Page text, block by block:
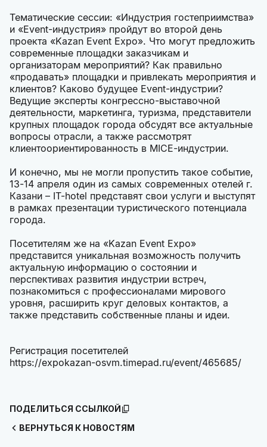
Тематические сессии: «Индустрия гостеприимства»
и «Event-индустрия» пройдут во второй день
проекта «Kazan Event Expo». Что могут предложить
современные площадки заказчикам и
организаторам мероприятий? Как правильно
«продавать» площадки и привлекать мероприятия и
клиентов? Каково будущее Event-индустрии?
Ведущие эксперты конгрессно-выставочной
деятельности, маркетинга, туризма, представители
крупных площадок города обсудят все актуальные
вопросы отрасли, а также рассмотрят
клиентоориентированность в MICE-индустрии.
И конечно, мы не могли пропустить такое событие,
13-14 апреля один из самых современных отелей г.
Казани – IT-hotel представят свои услуги и выступят
в рамках презентации туристического потенциала
города.
Посетителям же на «Kazan Event Expo»
представится уникальная возможность получить
актуальную информацию о состоянии и
перспективах развития индустрии встреч,
познакомиться с профессионалами мирового
уровня, расширить круг деловых контактов, а
также представить собственные планы и идеи.
Регистрация посетителей
https://expokazan-osvm.timepad.ru/event/465685/
ВЕРНУТЬСЯ К НОВОСТЯМ
ПОДЕЛИТЬСЯ ССЫЛКОЙ